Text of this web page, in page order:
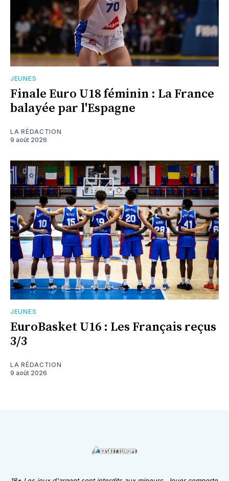
JEUNES
Finale Euro U18 féminin : La France
balayée par l'Espagne
LA RÉDACTION
9 août 2026
JEUNES
EuroBasket U16 : Les Français reçus
3/3
LA RÉDACTION
9 août 2026